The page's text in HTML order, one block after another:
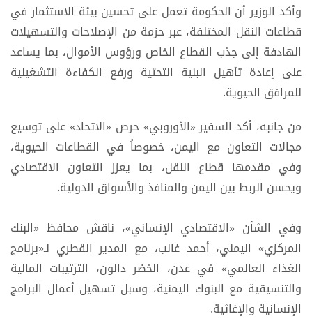
وأكد الوزير أن الحكومة تعمل على تحسين بيئة الاستثمار في
قطاعات النقل المختلفة، عبر حزمة من الإصلاحات والتسهيلات
الهادفة إلى جذب القطاع الخاص ورؤوس الأموال، بما يساعد
على إعادة تأهيل البنية التحتية ورفع الكفاءة التشغيلية
للمرافق الحيوية.
من جانبه، أكد السفير «الأوروبي» حرص «الاتحاد» على توسيع
مجالات التعاون مع اليمن، خصوصاً في القطاعات الحيوية،
وفي مقدمها قطاع النقل، بما يعزز التعاون الاقتصادي
ويحسن الربط بين اليمن والمنافذ والأسواق الدولية.
وفي الشأن «الاقتصادي الإنساني»، ناقش محافظ «البنك
المركزي» اليمني، أحمد غالب، مع المدير القطري لـ«برنامج
الغذاء العالمي» في عدن، الخضر دالون، الترتيبات المالية
والتنسيقية مع البنوك اليمنية، وسبل تسهيل أعمال البرامج
الإنسانية والإغاثية.